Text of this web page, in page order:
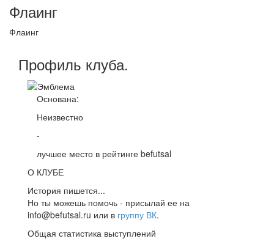
Флаинг
Флаинг
Профиль клуба.
Основана:
Неизвестно
-
лучшее место в рейтинге befutsal
О КЛУБЕ
История пишется...
Но ты можешь помочь - присылай ее на
info@befutsal.ru или в группу ВК.
Общая статистика выступлений